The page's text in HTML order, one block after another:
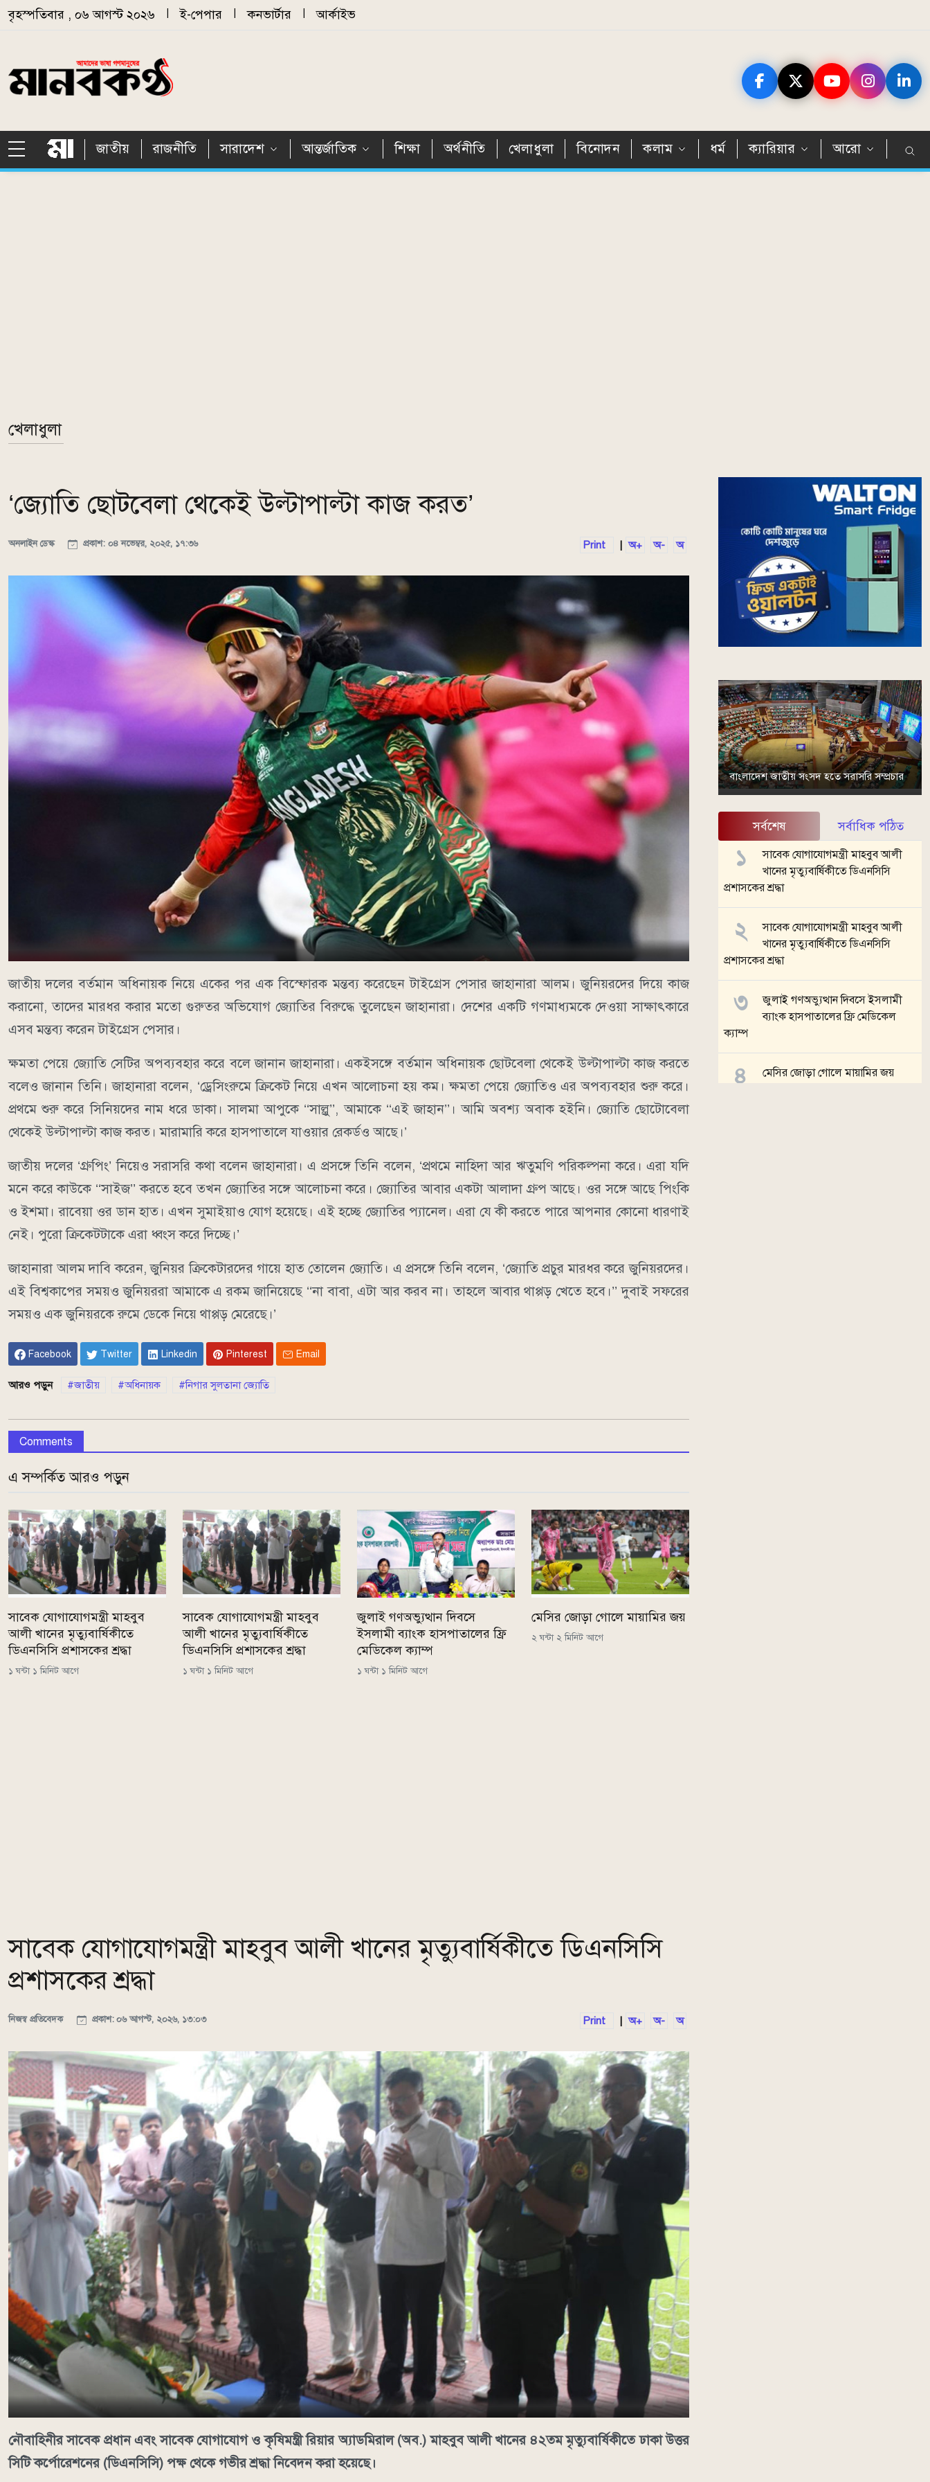
Skip to main content
বৃহস্পতিবার , ০৬ আগস্ট ২০২৬ ই-পেপার কনভার্টার আর্কাইভ
জাতীয় রাজনীতি সারাদেশ আন্তর্জাতিক শিক্ষা অর্থনীতি খেলাধুলা বিনোদন কলাম ধর্ম ক্যারিয়ার আরো
খেলাধুলা
‘জ্যোতি ছোটবেলা থেকেই উল্টাপাল্টা কাজ করত’
অনলাইন ডেস্ক প্রকাশ: ০৪ নভেম্বর, ২০২৫, ১৭:৩৬ Print অ+ অ- অ
জাতীয় দলের বর্তমান অধিনায়ক নিয়ে একের পর এক বিস্ফোরক মন্তব্য করেছেন টাইগ্রেস পেসার জাহানারা আলম। জুনিয়রদের দিয়ে কাজ
করানো, তাদের মারধর করার মতো গুরুতর অভিযোগ জ্যোতির বিরুদ্ধে তুলেছেন জাহানারা। দেশের একটি গণমাধ্যমকে দেওয়া সাক্ষাৎকারে
এসব মন্তব্য করেন টাইগ্রেস পেসার।
ক্ষমতা পেয়ে জ্যোতি সেটির অপব্যবহার করে বলে জানান জাহানারা। একইসঙ্গে বর্তমান অধিনায়ক ছোটবেলা থেকেই উল্টাপাল্টা কাজ করতে
বলেও জানান তিনি। জাহানারা বলেন, ‘ড্রেসিংরুমে ক্রিকেট নিয়ে এখন আলোচনা হয় কম। ক্ষমতা পেয়ে জ্যোতিও এর অপব্যবহার শুরু করে।
প্রথমে শুরু করে সিনিয়দের নাম ধরে ডাকা। সালমা আপুকে ‘‘সাল্লু’’, আমাকে ‘‘এই জাহান’’। আমি অবশ্য অবাক হইনি। জ্যোতি ছোটোবেলা
থেকেই উল্টাপাল্টা কাজ করত। মারামারি করে হাসপাতালে যাওয়ার রেকর্ডও আছে।’
জাতীয় দলের ‘গ্রুপিং’ নিয়েও সরাসরি কথা বলেন জাহানারা। এ প্রসঙ্গে তিনি বলেন, ‘প্রথমে নাহিদা আর ঋতুমণি পরিকল্পনা করে। এরা যদি
মনে করে কাউকে ‘‘সাইজ’’ করতে হবে তখন জ্যোতির সঙ্গে আলোচনা করে। জ্যোতির আবার একটা আলাদা গ্রুপ আছে। ওর সঙ্গে আছে পিংকি
ও ইশমা। রাবেয়া ওর ডান হাত। এখন সুমাইয়াও যোগ হয়েছে। এই হচ্ছে জ্যোতির প্যানেল। এরা যে কী করতে পারে আপনার কোনো ধারণাই
নেই। পুরো ক্রিকেটটাকে এরা ধ্বংস করে দিচ্ছে।’
জাহানারা আলম দাবি করেন, জুনিয়র ক্রিকেটারদের গায়ে হাত তোলেন জ্যোতি। এ প্রসঙ্গে তিনি বলেন, ‘জ্যোতি প্রচুর মারধর করে জুনিয়রদের।
এই বিশ্বকাপের সময়ও জুনিয়ররা আমাকে এ রকম জানিয়েছে ‘‘না বাবা, এটা আর করব না। তাহলে আবার থাপ্পড় খেতে হবে।’’ দুবাই সফরের
সময়ও এক জুনিয়রকে রুমে ডেকে নিয়ে থাপ্পড় মেরেছে।’
Facebook Twitter Linkedin Pinterest Email
আরও পড়ুন জাতীয় অধিনায়ক নিগার সুলতানা জ্যোতি
Comments
এ সম্পর্কিত আরও পড়ুন
সাবেক যোগাযোগমন্ত্রী মাহবুব
আলী খানের মৃত্যুবার্ষিকীতে
ডিএনসিসি প্রশাসকের শ্রদ্ধা
১ ঘন্টা ১ মিনিট আগে
সাবেক যোগাযোগমন্ত্রী মাহবুব
আলী খানের মৃত্যুবার্ষিকীতে
ডিএনসিসি প্রশাসকের শ্রদ্ধা
১ ঘন্টা ১ মিনিট আগে
জুলাই গণঅভ্যুত্থান দিবসে
ইসলামী ব্যাংক হাসপাতালের ফ্রি
মেডিকেল ক্যাম্প
১ ঘন্টা ১ মিনিট আগে
মেসির জোড়া গোলে মায়ামির জয়
২ ঘন্টা ২ মিনিট আগে
সাবেক যোগাযোগমন্ত্রী মাহবুব আলী খানের মৃত্যুবার্ষিকীতে ডিএনসিসি
প্রশাসকের শ্রদ্ধা
নিজস্ব প্রতিবেদক প্রকাশ: ০৬ আগস্ট, ২০২৬, ১৩:০৩ Print | অ+ অ- অ
নৌবাহিনীর সাবেক প্রধান এবং সাবেক যোগাযোগ ও কৃষিমন্ত্রী রিয়ার অ্যাডমিরাল (অব.) মাহবুব আলী খানের ৪২তম মৃত্যুবার্ষিকীতে ঢাকা উত্তর
সিটি কর্পোরেশনের (ডিএনসিসি) পক্ষ থেকে গভীর শ্রদ্ধা নিবেদন করা হয়েছে।
বাংলাদেশ জাতীয় সংসদ হতে সরাসরি সম্প্রচার
সর্বশেষ সর্বাধিক পঠিত
সাবেক যোগাযোগমন্ত্রী মাহবুব আলী
খানের মৃত্যুবার্ষিকীতে ডিএনসিসি
প্রশাসকের শ্রদ্ধা
সাবেক যোগাযোগমন্ত্রী মাহবুব আলী
খানের মৃত্যুবার্ষিকীতে ডিএনসিসি
প্রশাসকের শ্রদ্ধা
জুলাই গণঅভ্যুত্থান দিবসে ইসলামী
ব্যাংক হাসপাতালের ফ্রি মেডিকেল
ক্যাম্প
মেসির জোড়া গোলে মায়ামির জয়